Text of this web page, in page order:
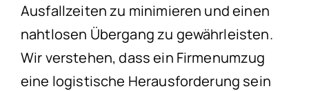
Ausfallzeiten zu minimieren und einen
nahtlosen Übergang zu gewährleisten.
Wir verstehen, dass ein Firmenumzug
eine logistische Herausforderung sein